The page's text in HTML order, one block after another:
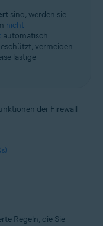
sind, werden sie
nicht
automatisch
vermeiden
lästige
der Firewall
Regeln, die Sie